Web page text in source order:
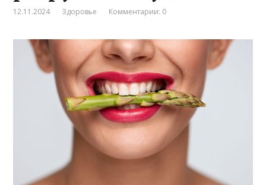
12.11.2024 Здоровье Комментарии: 0